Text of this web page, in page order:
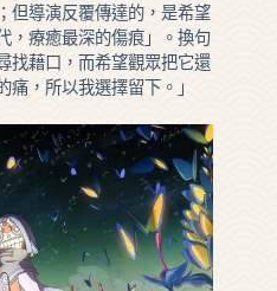
但導演反覆傳達的，是希望
，療癒最深的傷痕」。換句
找藉口，而希望觀眾把它還
，所以我選擇留下。」